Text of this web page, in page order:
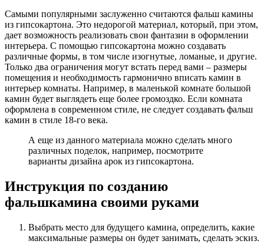
Самыми популярными заслуженно считаются фальш камины
из гипсокартона. Это недорогой материал, который, при этом,
дает возможность реализовать свои фантазии в оформлении
интерьера. С помощью гипсокартона можно создавать
различные формы, в том числе изогнутые, ломаные, и другие.
Только два ограничения могут встать перед вами – размеры
помещения и необходимость гармонично вписать камин в
интерьер комнаты. Например, в маленькой комнате большой
камин будет выглядеть еще более громоздко. Если комната
оформлена в современном стиле, не следует создавать фальш
камин в стиле 18-го века.
А еще из данного материала можно сделать много
различных поделок, например, посмотрите
варианты дизайна арок из гипсокартона.
Инструкция по созданию
фальшкамина своими руками
Выбрать место для будущего камина, определить, какие
максимальные размеры он будет занимать, сделать эскиз.